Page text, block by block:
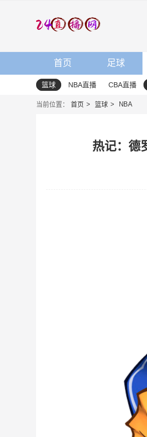
首页 足球
篮球 NBA直播 CBA直播
当前位置： 首页 篮球 NBA
热记：德